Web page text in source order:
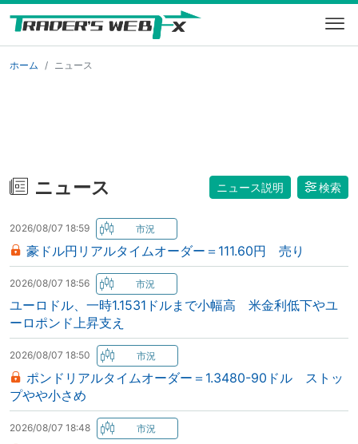
ホーム ニュース
ニュース ニュース説明 検索
2026/08/07 18:59
豪ドル円リアルタイムオーダー＝111.60円 売り
2026/08/07 18:56
ユーロドル、一時1.1531ドルまで小幅高 米金利低下やユ
ーロポンド上昇支え
2026/08/07 18:50
ポンドリアルタイムオーダー＝1.3480-90ドル ストッ
プやや小さめ
2026/08/07 18:48